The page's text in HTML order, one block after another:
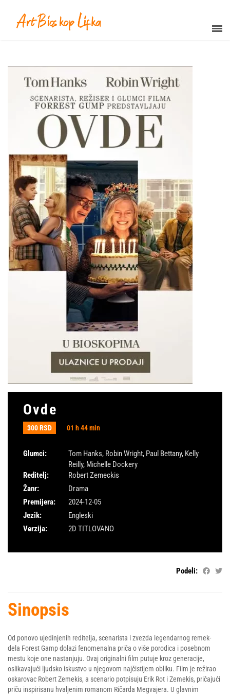
Ovde
300 RSD 01 h 44 min
Glumci: Tom Hanks, Robin Wright, Paul Bettany, Kelly
Reilly, Michelle Dockery
Reditelj:
Robert Zemeckis
Žanr:
Drama
Premijera:
2024-12-05
Jezik:
Engleski
Verzija:
2D TITLOVANO
Podeli:
Sinopsis
Od ponovo ujedinjenih reditelja, scenarista i zvezda legendarnog remek-
dela Forest Gamp dolazi fenomenalna priča o više porodica i posebnom
mestu koje one nastanjuju. Ovaj originalni film putuje kroz generacije,
oslikavajući ljudsko iskustvo u njegovom najčistijem obliku. Film je režirao
oskarovac Robert Zemekis, a scenario potpisuju Erik Rot i Zemekis, pričajući
priču inspirisanu hvaljenim romanom Ričarda Megvajera. U glavnim